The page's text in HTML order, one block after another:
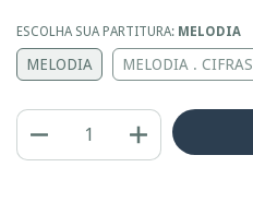
ESCOLHA SUA PARTITURA: MELODIA
MELODIA MELODIA . CIFRAS